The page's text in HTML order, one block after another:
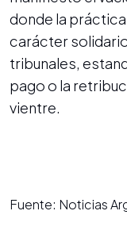
donde la
carácter
tribunales,
pago o la
vientre.
Fuente: Noticias